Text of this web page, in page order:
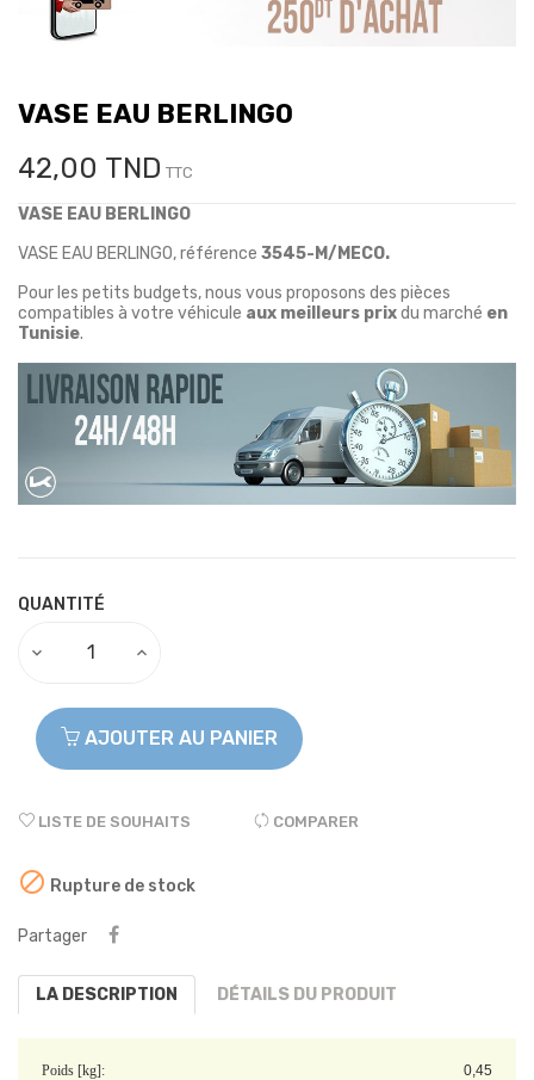
VASE EAU BERLINGO
42,00 TND TTC
VASE EAU BERLINGO
VASE EAU BERLINGO, référence 3545-M/MECO.
Pour les petits budgets, nous vous proposons des pièces
compatibles à votre véhicule aux meilleurs prixdu marché en
Tunisie.
QUANTITÉ
AJOUTER AU PANIER
LISTE DE SOUHAITS COMPARER
 Rupture de stock
Partager
LA DESCRIPTION DÉTAILS DU PRODUIT
Poids [kg]: 0,45